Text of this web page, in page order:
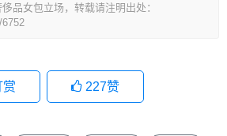
品女包立场，转载请注明出处：
227赞